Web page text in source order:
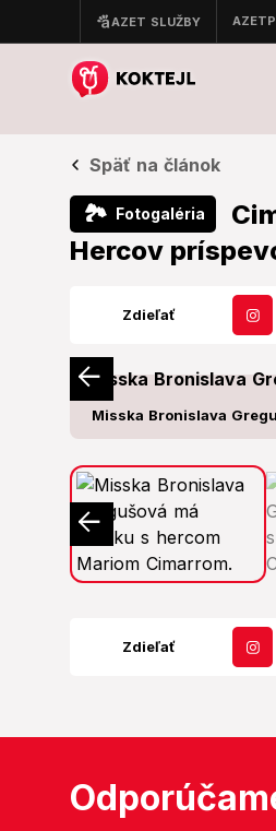
Späť na článok
🏞 Fotogaléria
Hercov
Zdieľať
Misska Bronislava
Zdieľať